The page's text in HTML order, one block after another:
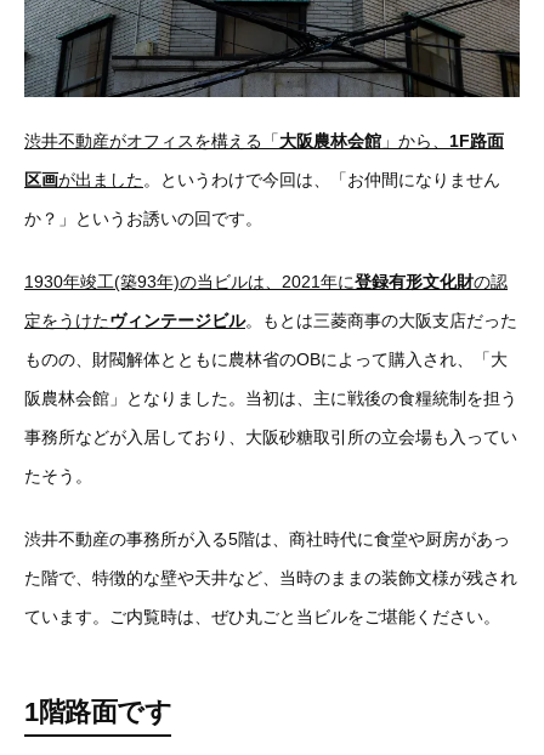
渋井不動産がオフィスを構える「大阪農林会館 」から、 1F路面
区画が出ました。というわけで今回は、「お仲間になりません
か？」というお誘いの回です。
1930年竣工(築93年)の当ビルは、2021年に登録有形文化財の認
定をうけたヴィンテージビル。もとは三菱商事の大阪支店だった
ものの、財閥解体とともに農林省のOBによって購入され、「大
阪農林会館」となりました。当初は、主に戦後の食糧統制を担う
事務所などが入居しており、大阪砂糖取引所の立会場も入ってい
たそう。
渋井不動産の事務所が入る5階は、商社時代に食堂や厨房があっ
た階で、特徴的な壁や天井など、当時のままの装飾文様が残され
ています。ご内覧時は、ぜひ丸ごと当ビルをご堪能ください。
1階路面です